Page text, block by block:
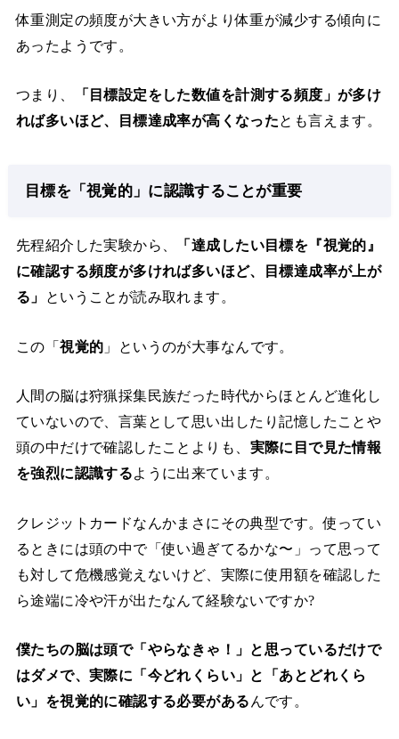
体重測定の頻度が大きい方がより体重が減少する傾向に
あったようです。
つまり、
「目標設定をした数値を計測する頻度」が多け
れば多いほど、目標達成率が高くなったとも言えます。
目標を「視覚的」に認識することが重要
先程紹介した実験から、
「達成したい目標を『視覚的』
に確認する頻度が多ければ多いほど、目標達成率が上が
る」 ということが読み取れます。
この「視覚的 」というのが大事なんです。
人間の脳は狩猟採集民族だった時代からほとんど進化し
ていないので、言葉として思い出したり記憶したことや
頭の中だけで確認したことよりも、 実際に目で見た情報
を強烈に認識するように出来ています。
クレジットカードなんかまさにその典型です。使ってい
るときには頭の中で「使い過ぎてるかな〜」って思って
も対して危機感覚えないけど、実際に使用額を確認した
ら途端に冷や汗が出たなんて経験ないですか?
僕たちの脳は頭で「やらなきゃ！」と思っているだけで
はダメで、実際に「今どれくらい」と「あとどれくら
い」を視覚的に確認する必要があるんです。